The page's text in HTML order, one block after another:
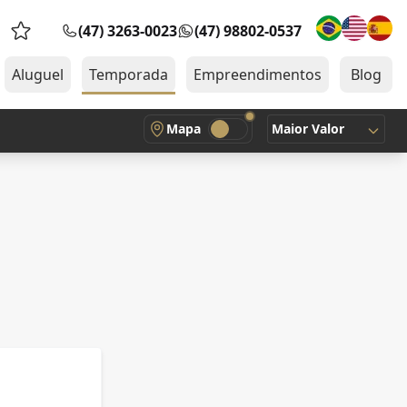
Favoritos (0 itens)
(47) 3263-0023 (47) 98802-0537
Aluguel Temporada Empreendimentos Blog
Mapa Maior Valor